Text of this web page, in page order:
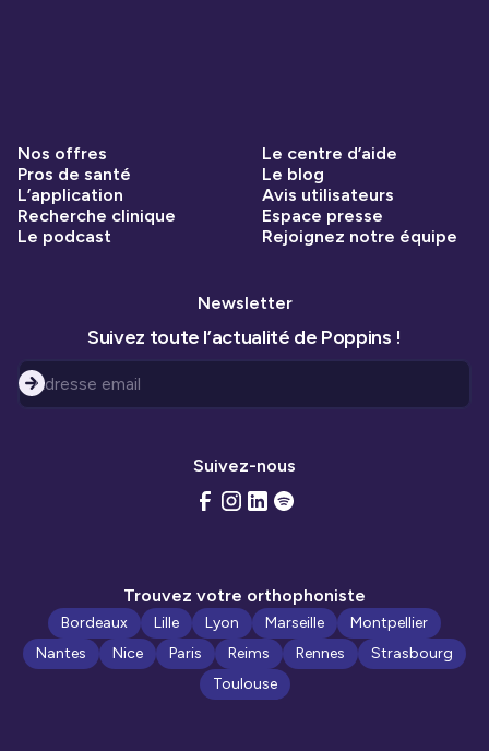
Nos offres
Pros de santé
L’application
Recherche clinique
Le podcast
Le centre d’aide
Le blog
Avis utilisateurs
Espace presse
Rejoignez notre équipe
Suivez-nous
Newsletter
Suivez toute l’actualité de Poppins !
Trouvez votre orthophoniste
Bordeaux Lille Lyon Marseille
Montpellier
Nantes
Nice Paris Reims Rennes
Strasbourg
Toulouse